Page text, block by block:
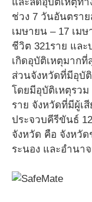
ช่วง 7 วันอันตราย
เมษายน – 17 เม
ชีวิต 321ราย และ
เกิดอุบัติเหตุมาก
ส่วนจังหวัดที่มีอุบั
โดยมีอุบัติเหตุรวม
ราย จังหวัดที่มีผู้เ
ประจวบคีรีขันธ์
จังหวัด คือ จังหวั
ระนอง และอำนา